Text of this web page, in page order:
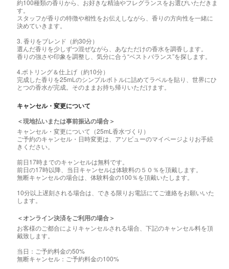
約100種類の香りから、お好きな精油やフレグランスをお選びいただきま
す。
スタッフが香りの特徴や相性をお伝えしながら、香りの方向性を一緒に
決めていきます。
3. 香りをブレンド（約30分）
選んだ香りを少しずつ混ぜながら、あなただけの香水を調香します。
香りの強さや印象を調整し、気分に合う“ベストバランス”を探します。
4.ボトリング＆仕上げ（約10分）
完成した香りを25mLのシンプルボトルに詰めてラベルを貼り、世界にひ
とつの香水が完成。そのままお持ち帰りいただけます。
キャンセル・変更について
＜現地払いまたは事前振込の場合＞
キャンセル・変更について（25mL香水づくり）
ご予約のキャンセル・日時変更は、アソビューのマイページよりお手続
きください。
前日17時までのキャンセルは無料です。
前日の17時以降、当日キャンセルは体験料の５０％を頂戴します。
無断キャンセルの場合は、体験料金の100％を頂戴いたします。
10分以上遅刻される場合は、できる限りお電話にてご連絡をお願いいた
します。
＜オンライン決済をご利用の場合＞
お客様のご都合によりキャンセルされる場合、下記のキャンセル料を頂
戴致します。
当日：ご予約料金の50%
無断キャンセル：ご予約料金の100%